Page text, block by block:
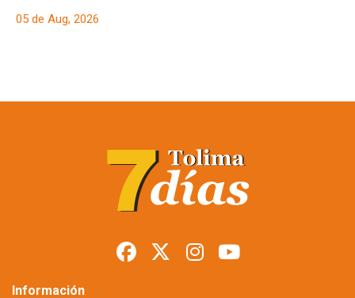
05 de Aug, 2026
armas en Tolima
durante posesión
presidencial